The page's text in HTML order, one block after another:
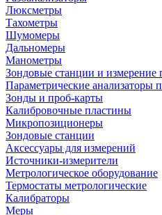
Люксметры
Тахометры
Шумомеры
Дальномеры
Манометры
Зондовые станции и измерение
Параметрические анализаторы
Зонды и проб-карты
Калибровочные пластины
Микропозиционеры
Зондовые станции
Аксессуары для измерений
Источники-измерители
Метрологическое оборудование
Термостаты метрологические
Калибраторы
Меры